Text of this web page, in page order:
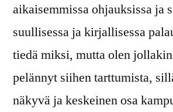
aikaisemmissa ohjauksissa ja
suullisessa ja kirjallisessa
tiedä miksi, mutta olen
pelännyt siihen tarttumista,
näkyvä ja keskeinen osa